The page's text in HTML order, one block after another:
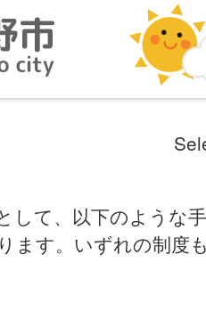
して、以下のような
ます。いずれの制度